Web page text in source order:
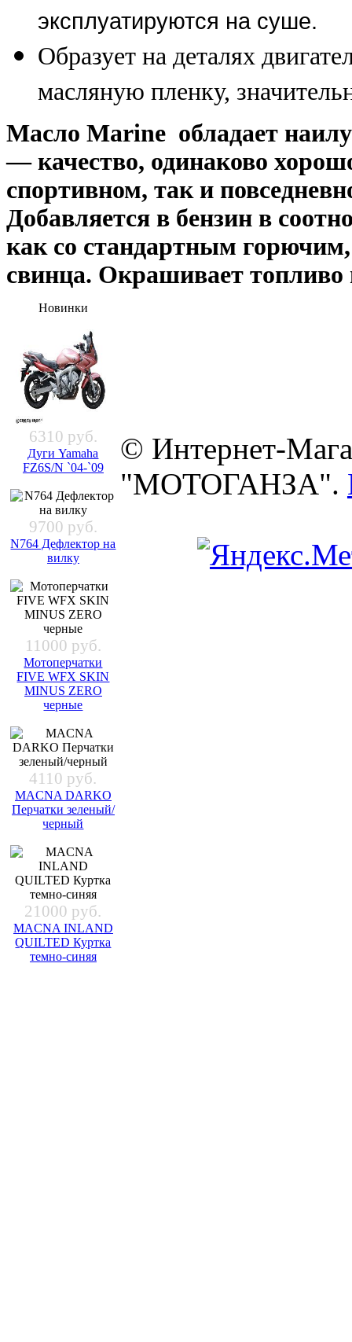
эксплуатируются на суше.
Образует на деталях
масляную пленку,
Масло Marine обладает
— качество, одинаково
спортивном, так и
Добавляется в бензин в
как со стандартным
свинца. Окрашивает топливо
Новинки
6310 руб.
Дуги Yamaha
FZ6S/N `04-`09
9700 руб.
N764 Дефлектор на
вилку
11000 руб.
Мотоперчатки
FIVE WFX SKIN
MINUS ZERO
черные
4110 руб.
MACNA DARKO
Перчатки зеленый/
черный
21000 руб.
MACNA INLAND
QUILTED Куртка
темно-синяя
© Интернет-
"МОТОГАНЗА".